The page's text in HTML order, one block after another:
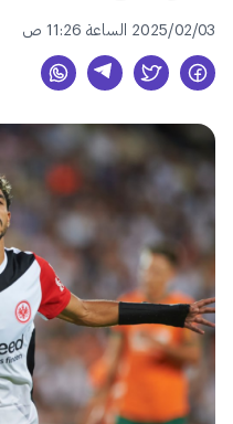
2025/02/03 الساعة 11:26 ص